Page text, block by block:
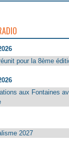
pour la 8ème
aux Fontaines
2027